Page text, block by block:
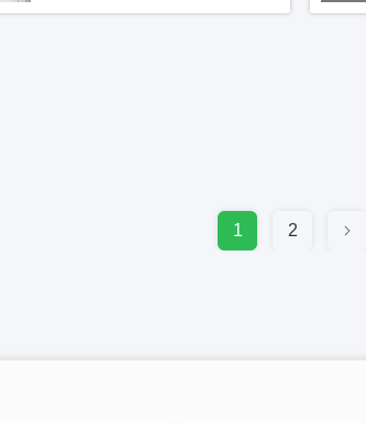
1 2